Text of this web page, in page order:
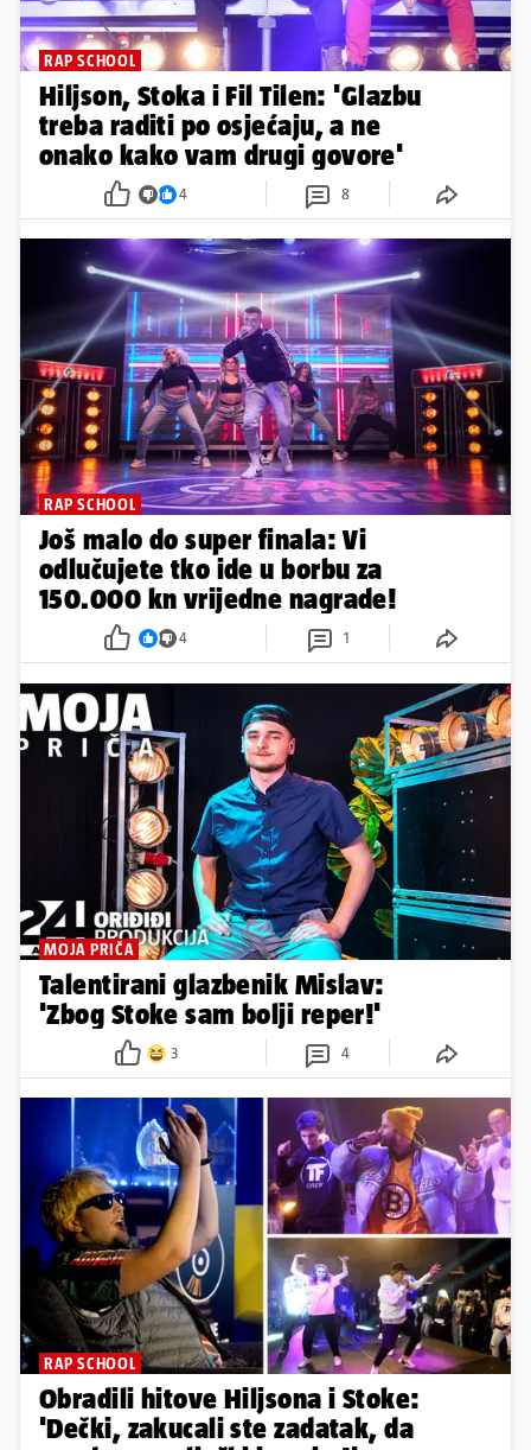
RAP SCHOOL
Hiljson, Stoka i Fil Tilen: 'Glazbu
treba raditi po osjećaju, a ne
onako kako vam drugi govore'
4 8
RAP SCHOOL
Još malo do super finala: Vi
odlučujete tko ide u borbu za
150.000 kn vrijedne nagrade!
4 1
MOJA PRIČA
Talentirani glazbenik Mislav:
'Zbog Stoke sam bolji reper!'
3 4
RAP SCHOOL
Obradili hitove Hiljsona i Stoke:
'Dečki, zakucali ste zadatak, da